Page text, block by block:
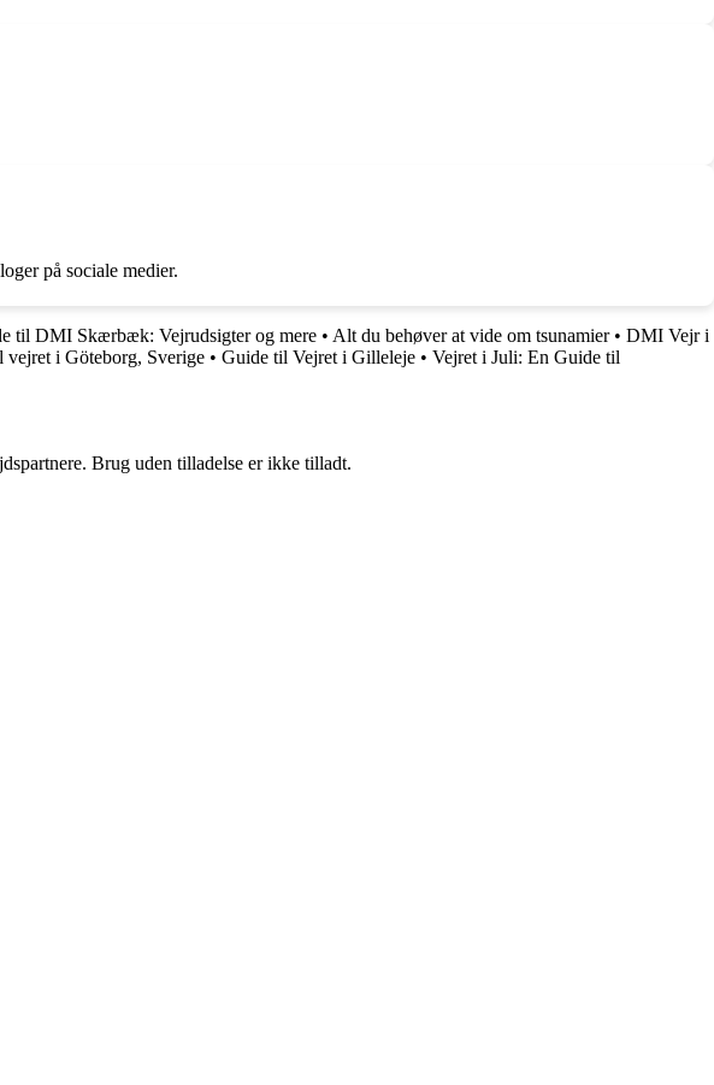
på sociale medier.
til DMI Skærbæk: Vejrudsigter og mere • Alt du behøver at vide om tsunamier• DMI Vejr i
i Göteborg, Sverige • Guide til Vejret i Gilleleje • Vejret i Juli: En Guide til
Brug uden tilladelse er ikke tilladt.